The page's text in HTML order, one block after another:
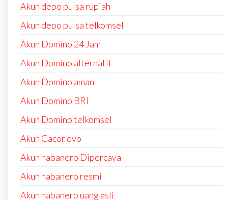
Akun depo pulsa rupiah
Akun depo pulsa telkomsel
Akun Domino 24 Jam
Akun Domino alternatif
Akun Domino aman
Akun Domino BRI
Akun Domino telkomsel
Akun Gacor ovo
Akun habanero Dipercaya
Akun habanero resmi
Akun habanero uang asli